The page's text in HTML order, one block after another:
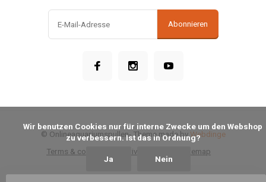
Abonnieren
Terms & conditions Privacy Policy Sitemap
© Onlineaquariumspullen- Theme made by Webdinge
zu verbessern. Ist das in Ordnung?
Ja Nein